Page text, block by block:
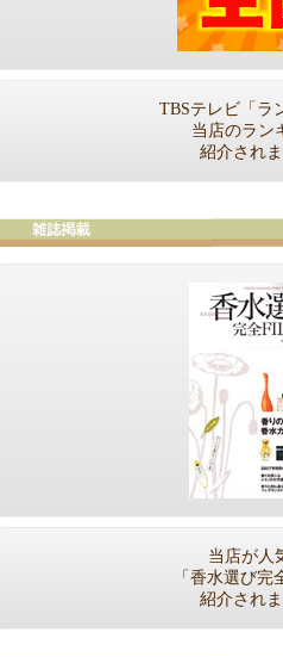
TBSテレビ「ラ
当店のラン
紹介されま
当店が人
「香水選び完
紹介されま